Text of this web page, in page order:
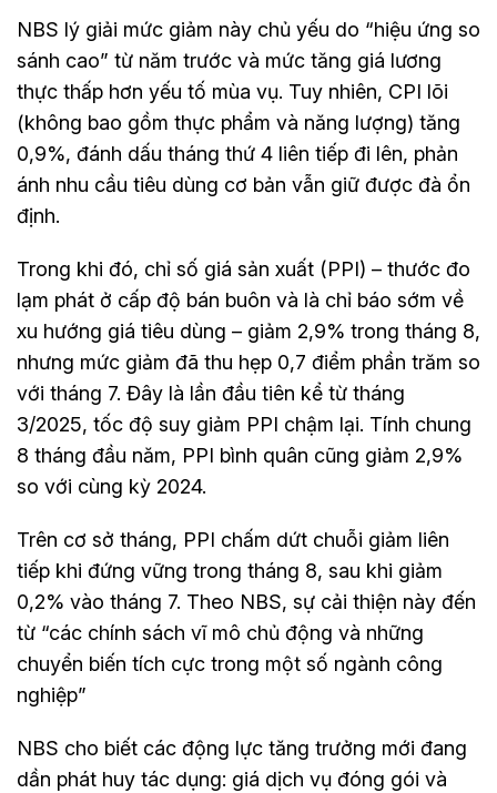
NBS lý giải mức giảm này chủ yếu do “hiệu ứng so
sánh cao” từ năm trước và mức tăng giá lương
thực thấp hơn yếu tố mùa vụ. Tuy nhiên, CPI lõi
(không bao gồm thực phẩm và năng lượng) tăng
0,9%, đánh dấu tháng thứ 4 liên tiếp đi lên, phản
ánh nhu cầu tiêu dùng cơ bản vẫn giữ được đà ổn
định.
Trong khi đó, chỉ số giá sản xuất (PPI) – thước đo
lạm phát ở cấp độ bán buôn và là chỉ báo sớm về
xu hướng giá tiêu dùng – giảm 2,9% trong tháng 8,
nhưng mức giảm đã thu hẹp 0,7 điểm phần trăm so
với tháng 7. Đây là lần đầu tiên kể từ tháng
3/2025, tốc độ suy giảm PPI chậm lại. Tính chung
8 tháng đầu năm, PPI bình quân cũng giảm 2,9%
so với cùng kỳ 2024.
Trên cơ sở tháng, PPI chấm dứt chuỗi giảm liên
tiếp khi đứng vững trong tháng 8, sau khi giảm
0,2% vào tháng 7. Theo NBS, sự cải thiện này đến
từ “các chính sách vĩ mô chủ động và những
chuyển biến tích cực trong một số ngành công
nghiệp”
NBS cho biết các động lực tăng trưởng mới đang
dần phát huy tác dụng: giá dịch vụ đóng gói và